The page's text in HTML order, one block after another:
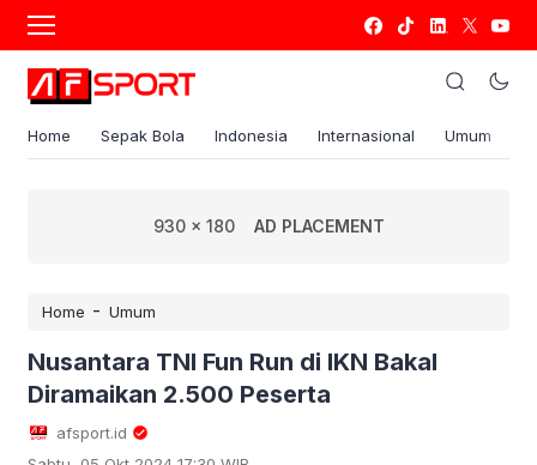
Home Sepak Bola Indonesia Internasional Umum
930 x 180 AD PLACEMENT
Home - Umum
Nusantara TNI Fun Run di IKN Bakal
Diramaikan 2.500 Peserta
afsport.id